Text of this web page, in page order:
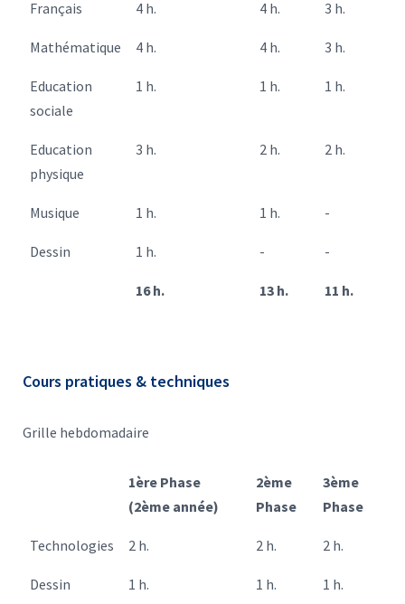
Français 4 h. 4 h. 3 h.
Mathématique 4 h. 4 h. 3 h.
Education
sociale
1 h. 1 h. 1 h.
Education
physique
3 h. 2 h. 2 h.
Musique 1 h. 1 h. -
Dessin 1 h. - -
16 h. 13 h. 11 h.
Cours pratiques & techniques
Grille hebdomadaire
1ère Phase
(2ème année)
2ème
Phase
3ème
Phase
Technologies 2 h. 2 h. 2 h.
Dessin
1 h. 1 h. 1 h.